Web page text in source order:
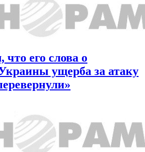
его слова о
ущерба за атаку